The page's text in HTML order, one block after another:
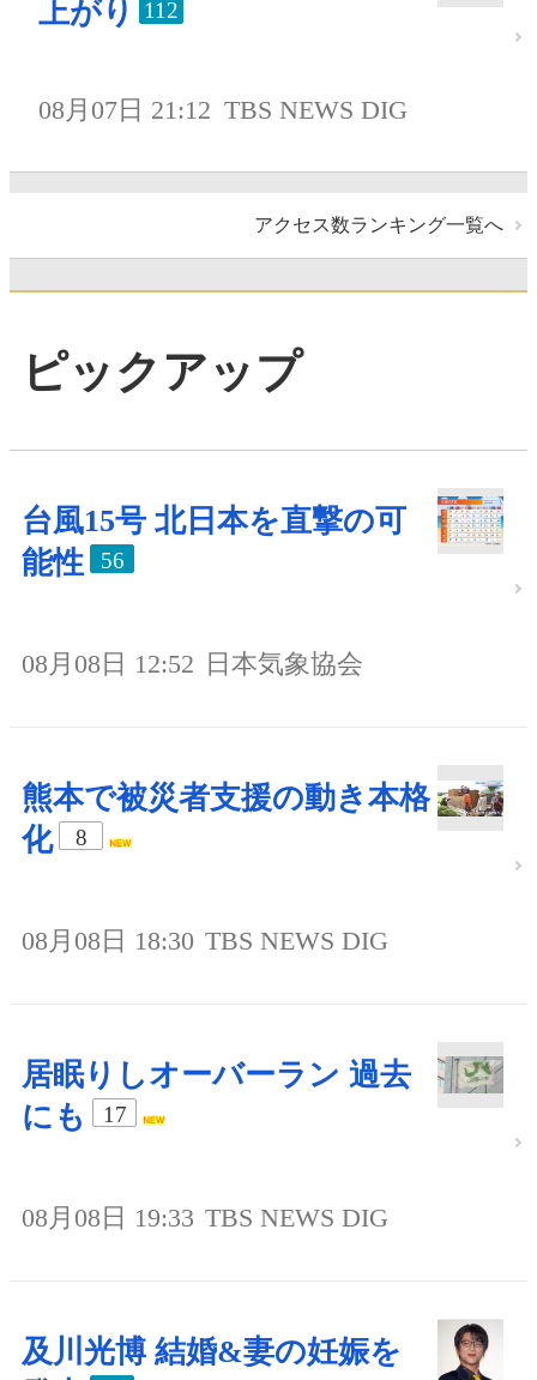
上がり
112
08月07日 21:12 TBS NEWS DIG
アクセス数ランキング一覧へ
ピックアップ
台風15号 北日本を直撃の可
能性
56
08月08日 12:52 日本気象協会
熊本で被災者支援の動き本格
化
8
08月08日 18:30 TBS NEWS DIG
居眠りしオーバーラン 過去
にも
17
08月08日 19:33 TBS NEWS DIG
及川光博 結婚&妻の妊娠を